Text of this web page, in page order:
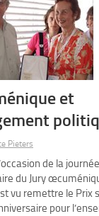
et
Pieters
de la
du Jury
vu remettre le Prix
pour